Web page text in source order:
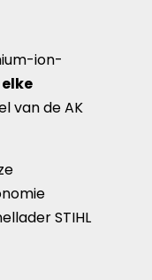
ion-
van de AK
STIHL